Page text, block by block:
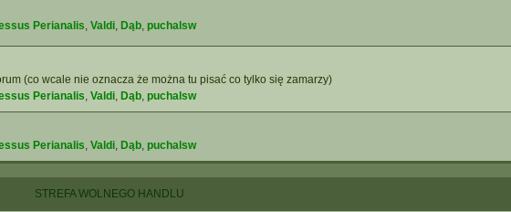
Perianalis, Valdi, Dąb, puchalsw
(co wcale nie oznacza że można tu pisać co tylko się zamarzy)
Perianalis, Valdi, Dąb, puchalsw
Perianalis, Valdi, Dąb, puchalsw
STREFA WOLNEGO HANDLU